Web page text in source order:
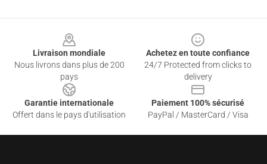
Livraison mondiale
Nous livrons dans plus de 200
pays
Achetez en toute confiance
24/7 Protected from clicks to
delivery
Garantie internationale
Offert dans le pays d'utilisation
Paiement 100% sécurisé
PayPal / MasterCard / Visa